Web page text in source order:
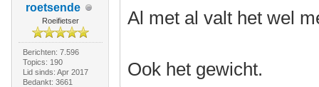
roetsende
Roeifietser
Berichten: 7.596
Topics: 190
Lid sinds: Apr 2017
Bedankt: 3661
Al met al valt het wel
Ook het gewicht.